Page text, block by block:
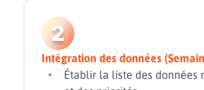
2
Intégration des données
Établir la liste des données